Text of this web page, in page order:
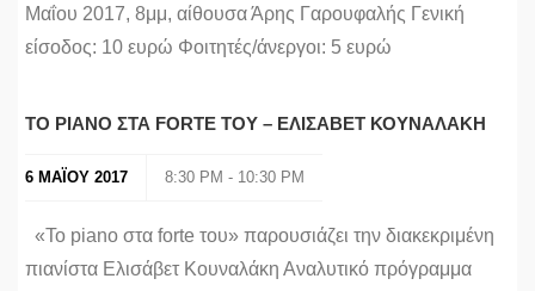
Μαΐου 2017, 8μμ, αίθουσα Άρης Γαρουφαλής Γενική
είσοδος: 10 ευρώ Φοιτητές/άνεργοι: 5 ευρώ
ΤΟ PIANO ΣΤΑ FORTE ΤΟΥ – ΕΛΙΣΑΒΕΤ ΚΟΥΝΑΛΑΚΗ
6 ΜΑΪΟΥ 2017 8:30 PM - 10:30 PM
«Το piano στα forte του» παρουσιάζει την διακεκριμένη
πιανίστα Ελισάβετ Κουναλάκη Αναλυτικό πρόγραμμα